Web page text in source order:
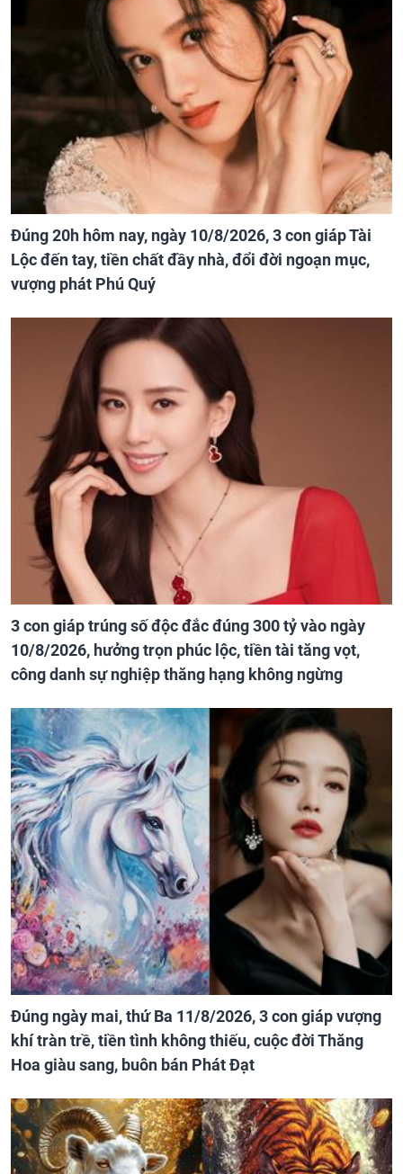
Đúng 20h hôm nay, ngày 10/8/2026, 3 con giáp Tài
Lộc đến tay, tiền chất đầy nhà, đổi đời ngoạn mục,
vượng phát Phú Quý
3 con giáp trúng số độc đắc đúng 300 tỷ vào ngày
10/8/2026, hưởng trọn phúc lộc, tiền tài tăng vọt,
công danh sự nghiệp thăng hạng không ngừng
Đúng ngày mai, thứ Ba 11/8/2026, 3 con giáp vượng
khí tràn trề, tiền tình không thiếu, cuộc đời Thăng
Hoa giàu sang, buôn bán Phát Đạt